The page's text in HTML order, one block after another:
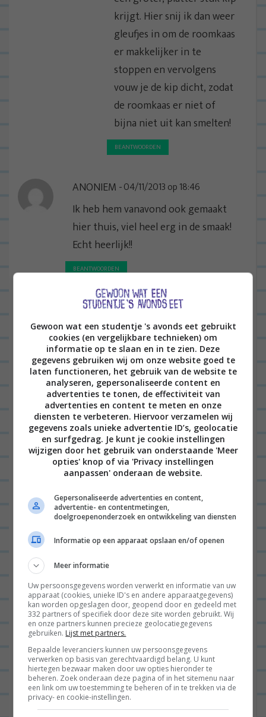
krijgt. Hier snij ik dan weer
gleufjes in om de roomkaas
er makkelijker in te
stoppen en vervolgens
vouw je de kip dicht, zodat
de roomkaas er niet of
bijna niet uit kan smelten!
BEANTWOORDEN
ANONIEM 04/11/2013 op 18:46
Ik heb hem vanavond ook gemaakt
hier thuis, viel heel erg in de smaak!
Echt heerlijk!!
BEANTWOORDEN
LEONIE 04/11/2013 op 20:26
BEANTWOORDEN
NENA 29/09/2013 op 16:24
Ze liggen nu in de oven! Eerste keer,
kan niet wachten! Jammieee
BEANTWOORDEN
LEONIE 02/10/2013 op 18:04
EN?:D
BEANTWOORDEN
LINDA ISMAILI
Vanavond gemaakt, was heerlijk!
Het zag er niet zo mooi uit als bij
jou, maar toch zeker geslaagd!
BEANTWOORDEN
LEONIE 14/09/2013 op 20:28
haha prima toch 😉 Fijn dat
je het ook lekker vond!
Gewoon wat een studentje 's avonds eet gebruikt
cookies (en vergelijkbare technieken) om
informatie op te slaan en in te zien. Deze
gegevens gebruiken wij om onze website goed te
laten functioneren, het gebruik van de website te
analyseren, gepersonaliseerde content en
advertenties te tonen, de effectiviteit van
advertenties en content te meten en onze
diensten te verbeteren. Hiervoor verzamelen wij
gegevens zoals unieke advertentie ID’s, geolocatie
en surfgedrag. Je kunt je cookie instellingen
wijzigen door het gebruik van onderstaande 'Meer
opties' knop of via 'Privacy instellingen
aanpassen' onderaan de website.
Gepersonaliseerde advertenties en content,
advertentie- en contentmetingen,
doelgroepenonderzoek en ontwikkeling van diensten
Informatie op een apparaat opslaan en/of openen
Meer informatie
Uw persoonsgegevens worden verwerkt en informatie van uw
apparaat (cookies, unieke ID's en andere apparaatgegevens)
kan worden opgeslagen door, geopend door en gedeeld met
332 partners of specifiek door deze site worden gebruikt. Wij
en onze partners kunnen precieze geolocatiegegevens
gebruiken. Lijst met partners.
Bepaalde leveranciers kunnen uw persoonsgegevens
verwerken op basis van gerechtvaardigd belang. U kunt
hiertegen bezwaar maken door uw opties hieronder te
beheren. Zoek onderaan deze pagina of in het sitemenu naar
een link om uw toestemming te beheren of in te trekken via de
privacy- en cookie-instellingen.